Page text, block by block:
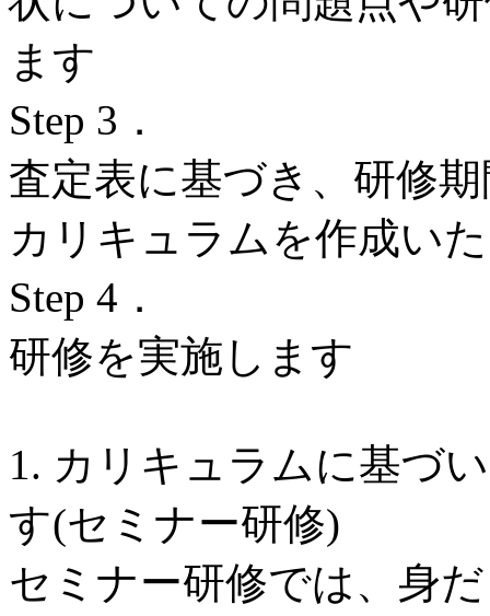
ます
Step 3．
査定表に基づき、研修
カリキュラムを作成い
Step 4．
研修を実施します
1. カリキュラムに基づ
す(セミナー研修)
セミナー研修では、身